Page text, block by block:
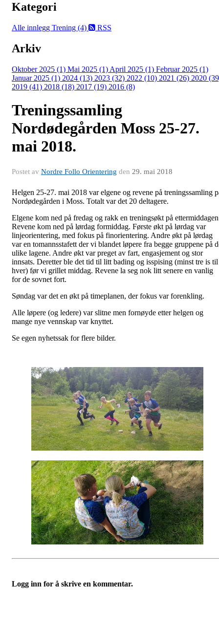
Kategori
Alle innlegg Trening (4) RSS
Arkiv
Oktober 2025 (1) Mai 2025 (1) April 2025 (1) Februar 2025 (1)
Januar 2025 (1) 2024 (13) 2023 (32) 2022 (10) 2021 (26) 2020
2019 (41) 2018 (18) 2017 (19) 2016 (8)
Treningssamling
Nordødegården Moss 25-27.
mai 2018.
Postet av Nordre Follo Orientering den 29. mai 2018
Helgen 25-27. mai 2018 var elgene og revene på treningssamling
Nordødegården i Moss. Totalt var det 20 deltagere.
Elgene kom ned på fredag og rakk en treningsøkt på
Revene kom ned på lørdag formiddag. Første økt på lørdag var
linjeorientering, med fokus på finorientering. Andre økt på lørdag
var en tomannsstafett der vi blandet løpere fra begge gruppene på
ulike lagene. Andre økt var preget av fart, engasjement og stor
innsats. Deretter ble det tid til litt bading og isspising (minst tre is til
hver) før vi grillet middag. Revene la seg nok litt senere en vanlig
for de sovnet fort.
Søndag var det en økt på timeplanen, der fokus var forenkling.
Alle løpere (og ledere) var slitne men fornøyde etter helgen og
mange nye vennskap var knyttet.
Se egen nyhetssak for flere bilder.
Logg inn for å skrive en kommentar.